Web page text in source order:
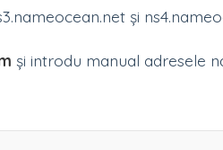
și
și introdu manual adresele